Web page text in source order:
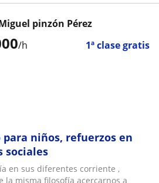
/h 1ª clase gratis
pinzón Pérez
para niños, refuerzos en
sociales
en sus diferentes corriente ,
la misma filosofía acercarnos a